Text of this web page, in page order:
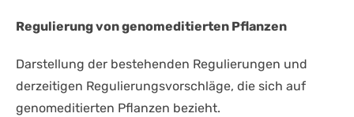
Regulierung von genomeditierten Pflanzen
Darstellung der bestehenden Regulierungen und
derzeitigen Regulierungsvorschläge, die sich auf
genomeditierten Pflanzen bezieht.